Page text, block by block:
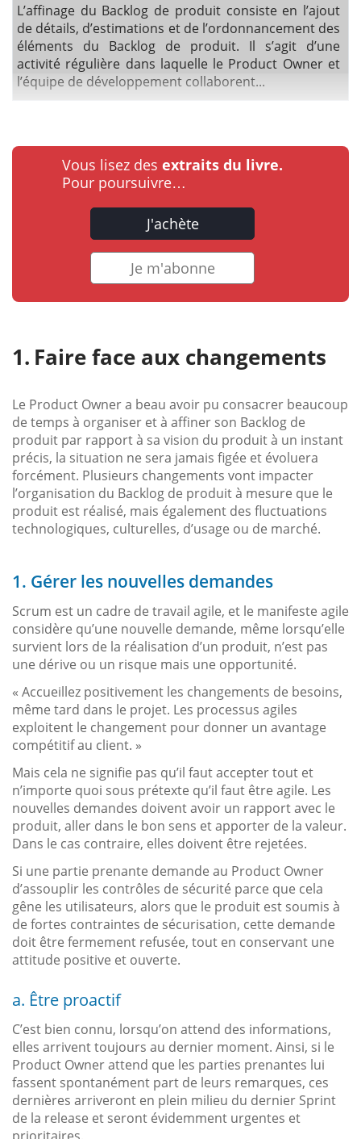
L’affinage du Backlog de produit consiste en l’ajout
de détails, d’estimations et de l’ordonnancement des
éléments du Backlog de produit. Il s’agit d’une
activité régulière dans laquelle le Product Owner et
l’équipe de développement collaborent...
Vous lisez des extraits du livre.
Pour poursuivre…
J'achète
Je m'abonne
Faire face aux changements
Le Product Owner a beau avoir pu consacrer beaucoup
de temps à organiser et à affiner son Backlog de
produit par rapport à sa vision du produit à un instant
précis, la situation ne sera jamais figée et évoluera
forcément. Plusieurs changements vont impacter
l’organisation du Backlog de produit à mesure que le
produit est réalisé, mais également des fluctuations
technologiques, culturelles, d’usage ou de marché.
1. Gérer les nouvelles demandes
Scrum est un cadre de travail agile, et le manifeste agile
considère qu’une nouvelle demande, même lorsqu’elle
survient lors de la réalisation d’un produit, n’est pas
une dérive ou un risque mais une opportunité.
« Accueillez positivement les changements de besoins,
même tard dans le projet. Les processus agiles
exploitent le changement pour donner un avantage
compétitif au client. »
Mais cela ne signifie pas qu’il faut accepter tout et
n’importe quoi sous prétexte qu’il faut être agile. Les
nouvelles demandes doivent avoir un rapport avec le
produit, aller dans le bon sens et apporter de la valeur.
Dans le cas contraire, elles doivent être rejetées.
Si une partie prenante demande au Product Owner
d’assouplir les contrôles de sécurité parce que cela
gêne les utilisateurs, alors que le produit est soumis à
de fortes contraintes de sécurisation, cette demande
doit être fermement refusée, tout en conservant une
attitude positive et ouverte.
a. Être proactif
C’est bien connu, lorsqu’on attend des informations,
elles arrivent toujours au dernier moment. Ainsi, si le
Product Owner attend que les parties prenantes lui
fassent spontanément part de leurs remarques, ces
dernières arriveront en plein milieu du dernier Sprint
de la release et seront évidemment urgentes et